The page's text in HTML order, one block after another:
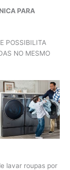
PARA
POSSIBILITA
NO MESMO
lavar roupas por